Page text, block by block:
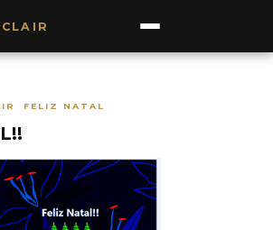
FELIZ NATAL